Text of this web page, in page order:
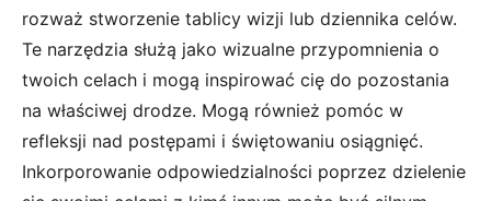
rozważ stworzenie tablicy wizji lub dziennika celów.
Te narzędzia służą jako wizualne przypomnienia o
twoich celach i mogą inspirować cię do pozostania
na właściwej drodze. Mogą również pomóc w
refleksji nad postępami i świętowaniu osiągnięć.
Inkorporowanie odpowiedzialności poprzez dzielenie